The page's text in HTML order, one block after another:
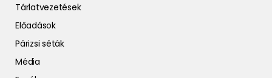
Tárlatvezetések
Előadások
Párizsi séták
Média